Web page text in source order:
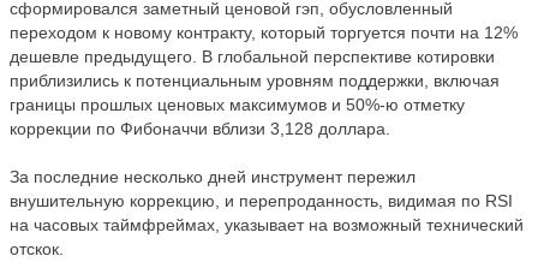
сформировался заметный ценовой гэп, обусловленный
переходом к новому контракту, который торгуется почти на 12%
дешевле предыдущего. В глобальной перспективе котировки
приблизились к потенциальным уровням поддержки, включая
границы прошлых ценовых максимумов и 50%-ю отметку
коррекции по Фибоначчи вблизи 3,128 доллара.
За последние несколько дней инструмент пережил
внушительную коррекцию, и перепроданность, видимая по RSI
на часовых таймфреймах, указывает на возможный технический
отскок.